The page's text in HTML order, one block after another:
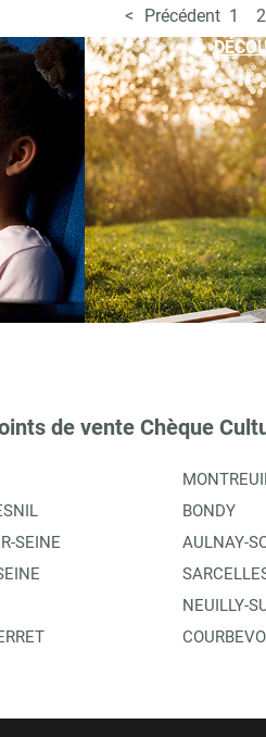
Précédent 1 2
de vente Chèque
SEINE
BONDY
AULNAY-
NEUILLY-